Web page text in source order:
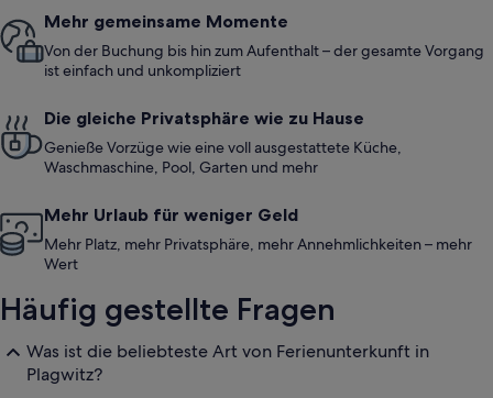
Mehr gemeinsame Momente
Von der Buchung bis hin zum Aufenthalt – der gesamte Vorgang
ist einfach und unkompliziert
Die gleiche Privatsphäre wie zu Hause
Genieße Vorzüge wie eine voll ausgestattete Küche,
Waschmaschine, Pool, Garten und mehr
Mehr Urlaub für weniger Geld
Mehr Platz, mehr Privatsphäre, mehr Annehmlichkeiten – mehr
Wert
Häufig gestellte Fragen
Was ist die beliebteste Art von Ferienunterkunft in
Plagwitz?